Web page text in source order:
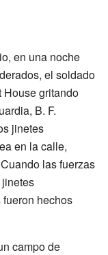
en una noche
el soldado
House gritando
B. F.
jinetes
en la calle,
las fuerzas
hechos
campo de